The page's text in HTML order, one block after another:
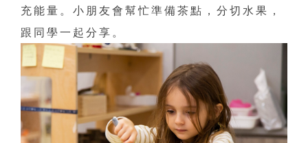
充能量。小朋友會幫忙準備茶點，分切水果，
跟同學一起分享。